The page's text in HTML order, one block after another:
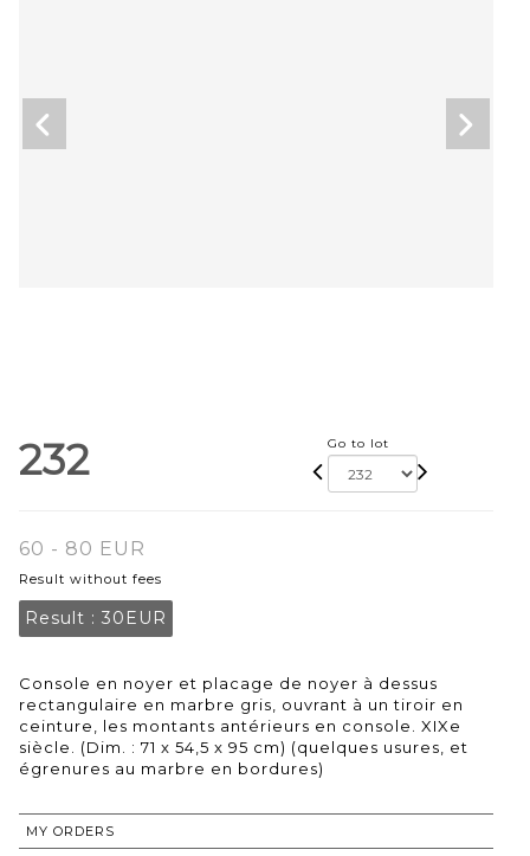
232 Go to lot
60 - 80 EUR
Result without fees
Result : 30EUR
Console en noyer et placage de noyer à dessus
rectangulaire en marbre gris, ouvrant à un tiroir en
ceinture, les montants antérieurs en console. XIXe
siècle. (Dim. : 71 x 54,5 x 95 cm) (quelques usures, et
égrenures au marbre en bordures)
MY ORDERS